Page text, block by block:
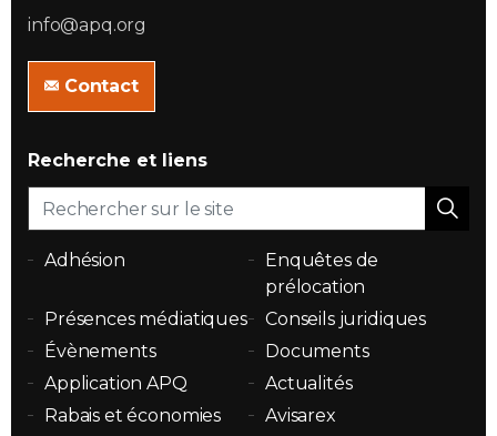
info@apq.org
Contact
Recherche et liens
Adhésion
Enquêtes de
prélocation
Présences médiatiques
Conseils juridiques
Évènements
Documents
Application APQ
Actualités
Rabais et économies
Avisarex